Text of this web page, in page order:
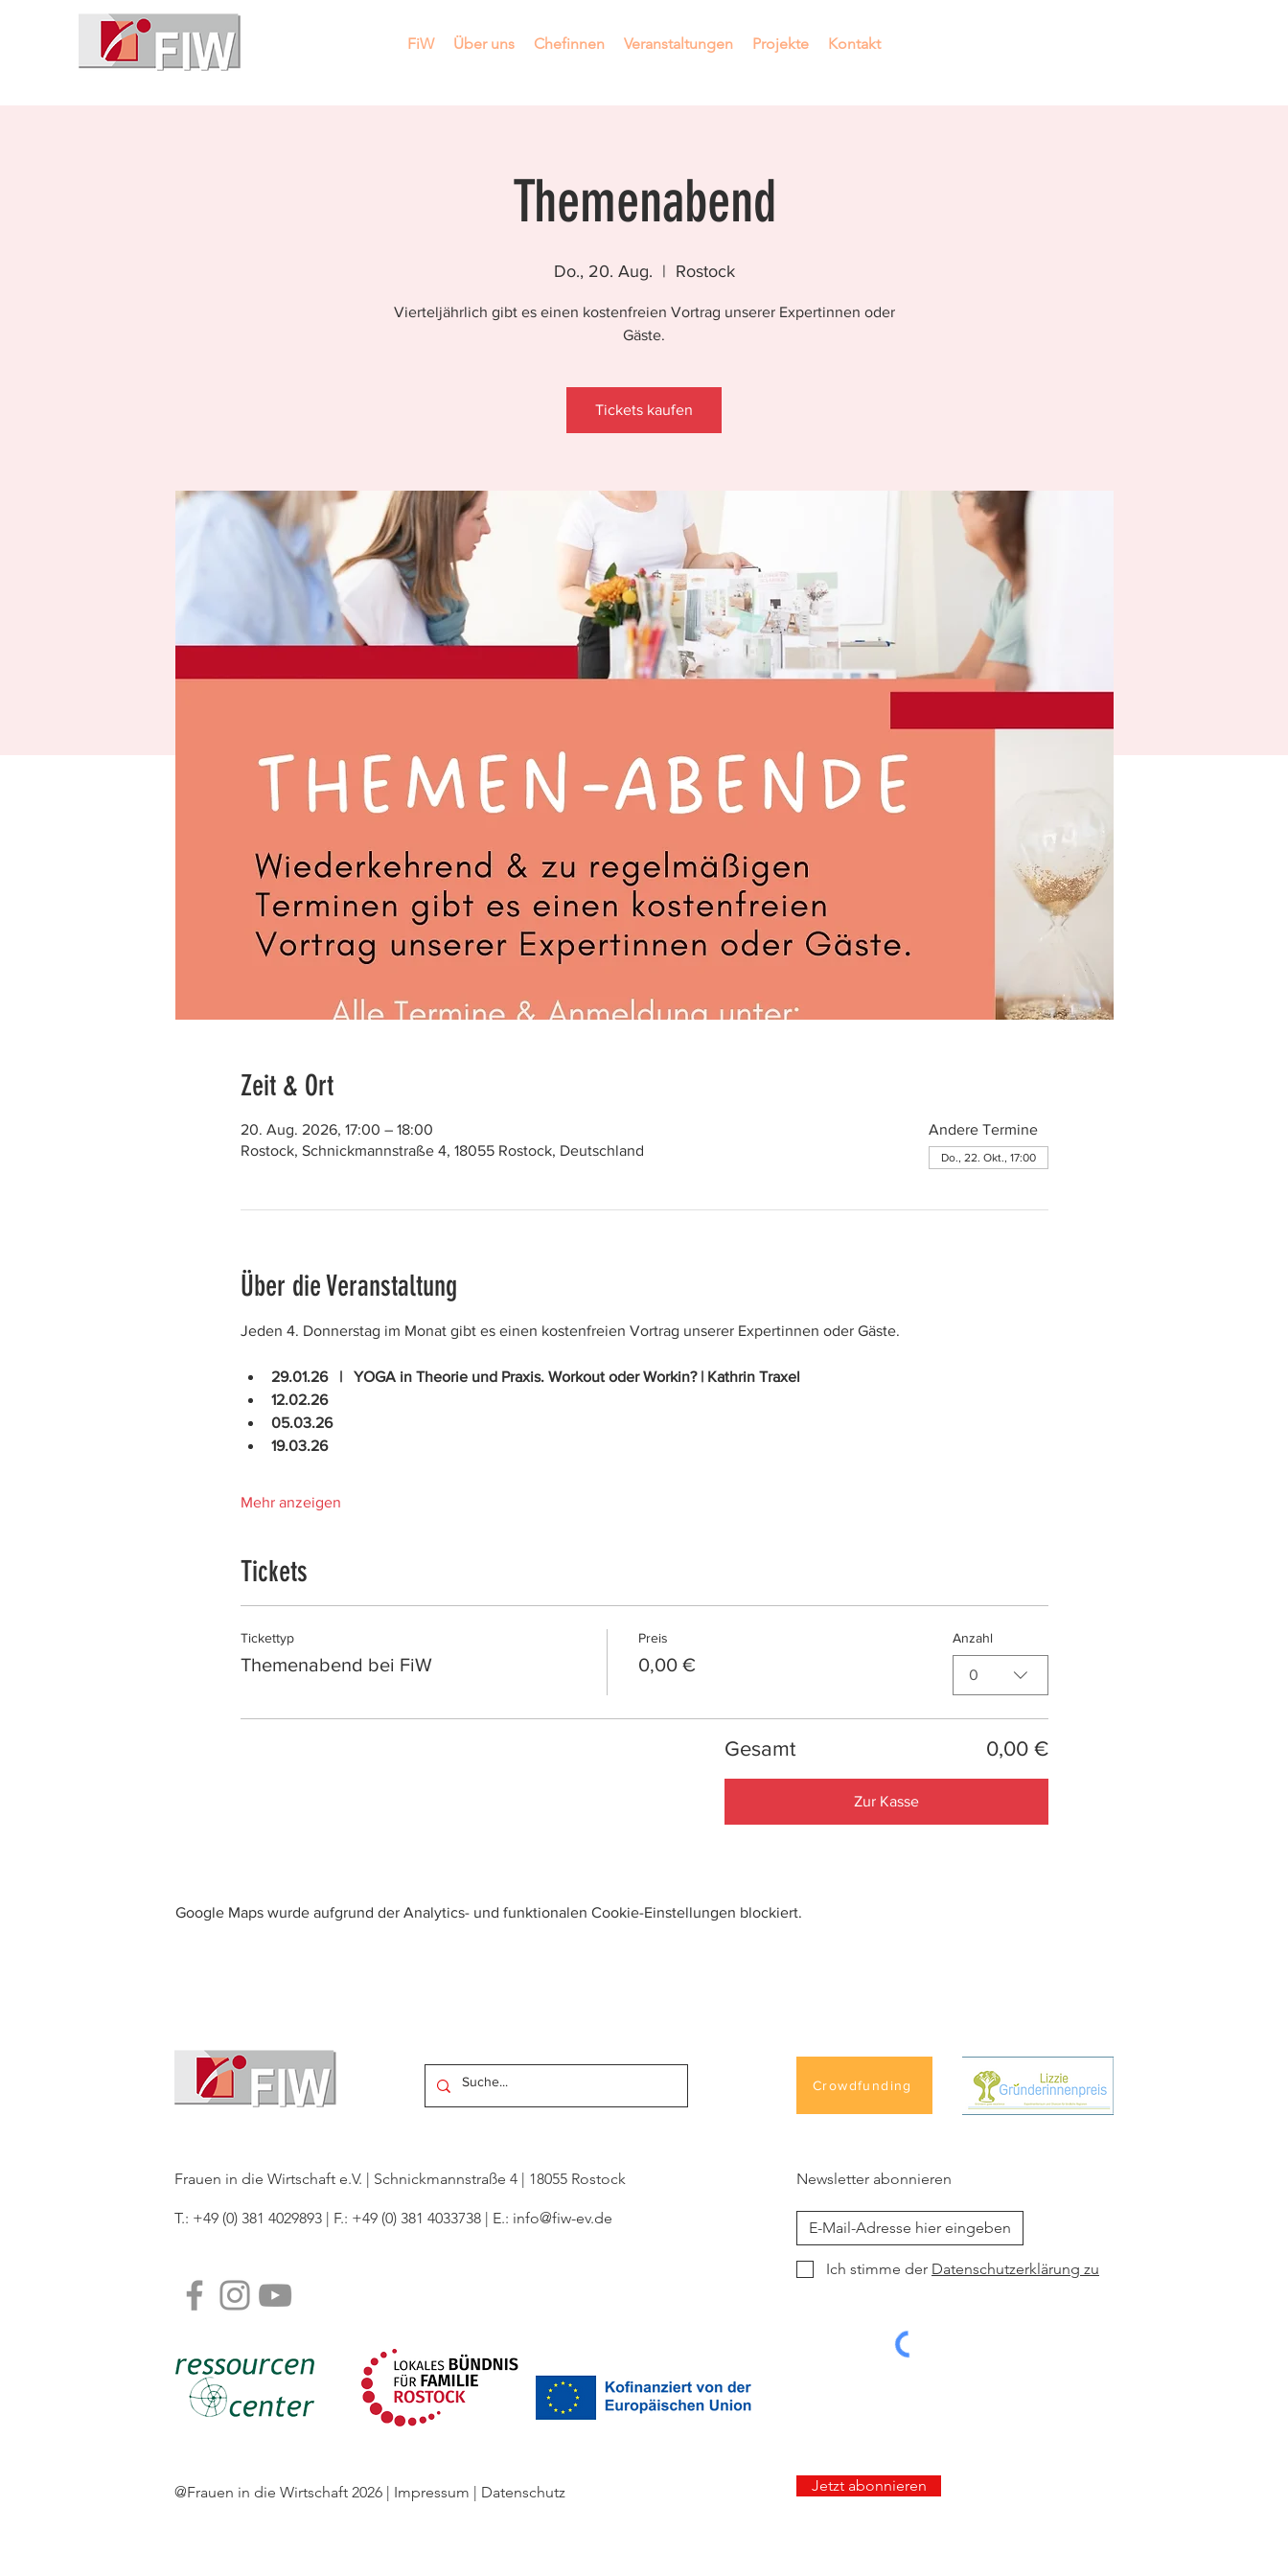
FiW Über uns Chefinnen Veranstaltungen Projekte Kontakt
Themenabend
Do., 20. Aug.
  |
Rostock
Vierteljährlich gibt es einen kostenfreien Vortrag unserer Expertinnen oder
Gäste.
Tickets kaufen
Zeit & Ort
20. Aug. 2026, 17:00 – 18:00
Rostock, Schnickmannstraße 4, 18055 Rostock, Deutschland
Andere Termine
Do., 22. Okt., 17:00
Über die Veranstaltung
Jeden 4. Donnerstag im Monat gibt es einen kostenfreien Vortrag unserer Expertinnen oder Gäste.
29.01.26   |   YOGA in Theorie und Praxis. Workout oder Workin? | Kathrin Traxel
12.02.26
05.03.26
19.03.26
Mehr anzeigen
Tickets
Tickettyp
Themenabend bei FiW
Preis
0,00 €
Anzahl
0
Gesamt 0,00 €
Zur Kasse
Google Maps wurde aufgrund der Analytics- und funktionalen Cookie-Einstellungen blockiert.
Frauen in die Wirtschaft e.V. | Schnickmannstraße 4 | 18055 Rostock
T.: +49 (0) 381 4029893 | F.: +49 (0) 381 4033738 | E.: info@fiw-ev.de
@Frauen in die Wirtschaft 2026 | Impressum | Datenschutz
Crowdfunding
Newsletter abonnieren
Ich stimme der Datenschutzerklärung zu
Jetzt abonnieren